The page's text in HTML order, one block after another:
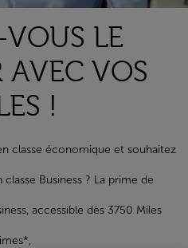
VOUS LE
AVEC VOS
!
classe économique et souhaitez
Business ? La prime de
accessible dès 3750 Miles